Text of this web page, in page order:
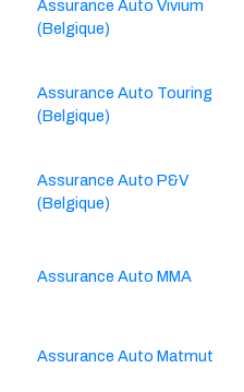
Assurance Auto Vivium
(Belgique)
Assurance Auto Touring
(Belgique)
Assurance Auto P&V
(Belgique)
Assurance Auto MMA
Assurance Auto Matmut